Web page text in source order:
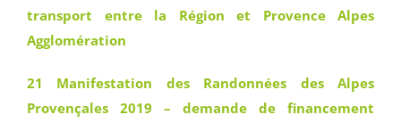
transport entre la Région et Provence Alpes
Agglomération
21 Manifestation des Randonnées des Alpes
Provençales 2019 – demande de financement